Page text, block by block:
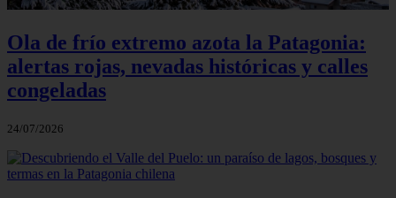
Ola de frío extremo azota la Patagonia:
alertas rojas, nevadas históricas y calles
congeladas
24/07/2026